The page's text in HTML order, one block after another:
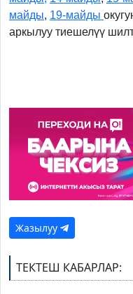
майды, 19-майды
аркылуу тиешелүү
Жазылуу
ТЕКТЕШ КАБАРЛАР: